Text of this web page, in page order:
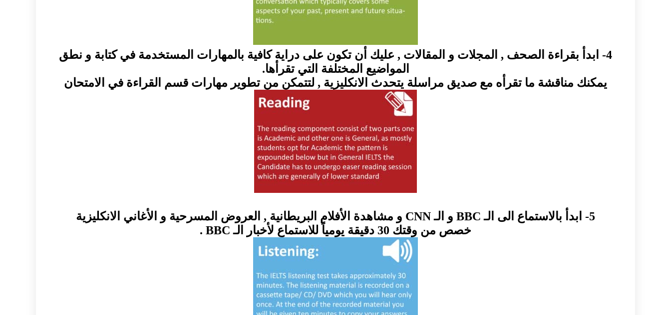
4- ابدأ بقراءة الصحف , المجلات و المقالات , عليك أن تكون على دراية كافية بالمهارات المستخدمة في كتابة و نطق
المواضيع المختلفة التي تقرأها.
يمكنك مناقشة ما تقرأه مع صديق مراسلة يتحدث الانكليزية , لتتمكن من تطوير مهارات قسم القراءة في الامتحان
5- ابدأ بالاستماع الى الـ BBC و الـ CNN و مشاهدة الأفلام البريطانية , العروض المسرحية و الأغاني الانكليزية
خصص من وقتك 30 دقيقة يومياً للاستماع لأخبار الـ BBC .